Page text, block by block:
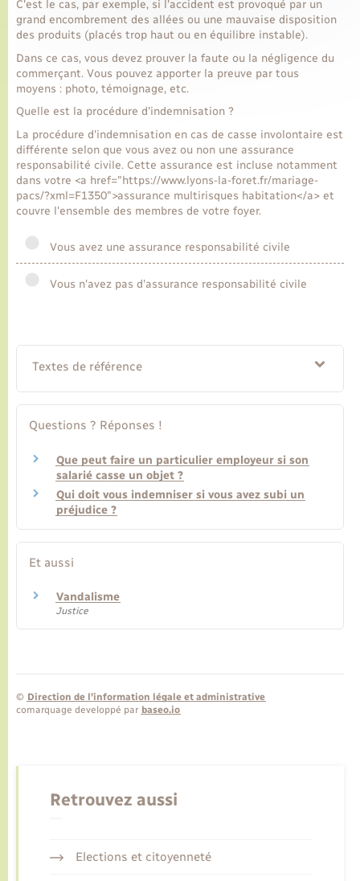
C'est le cas, par exemple, si l'accident est provoqué par un
grand encombrement des allées ou une mauvaise disposition
des produits (placés trop haut ou en équilibre instable).
Dans ce cas, vous devez prouver la faute ou la négligence du
commerçant. Vous pouvez apporter la preuve par tous
moyens : photo, témoignage, etc.
Quelle est la procédure d'indemnisation ?
La procédure d'indemnisation en cas de casse involontaire est
différente selon que vous avez ou non une assurance
responsabilité civile. Cette assurance est incluse notamment
dans votre <a href="https://www.lyons-la-foret.fr/mariage-
pacs/?xml=F1350">assurance multirisques habitation</a> et
couvre l'ensemble des membres de votre foyer.
Vous avez une assurance responsabilité civile
Vous n'avez pas d'assurance responsabilité civile
Textes de référence
Questions ? Réponses !
Que peut faire un particulier employeur si son
salarié casse un objet ?
Qui doit vous indemniser si vous avez subi un
préjudice ?
Et aussi
Vandalisme
Justice
© Direction de l’information légale et administrative
comarquage developpé par baseo.io
Retrouvez aussi
Elections et citoyenneté